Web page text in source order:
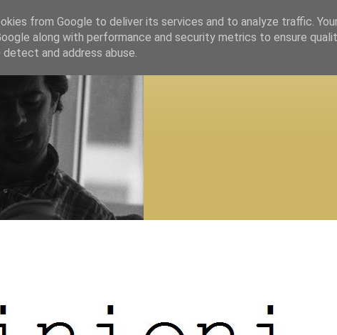
from Google to deliver its services and to analyze traffic.
along with performance and security metrics to ensure
and address abuse.